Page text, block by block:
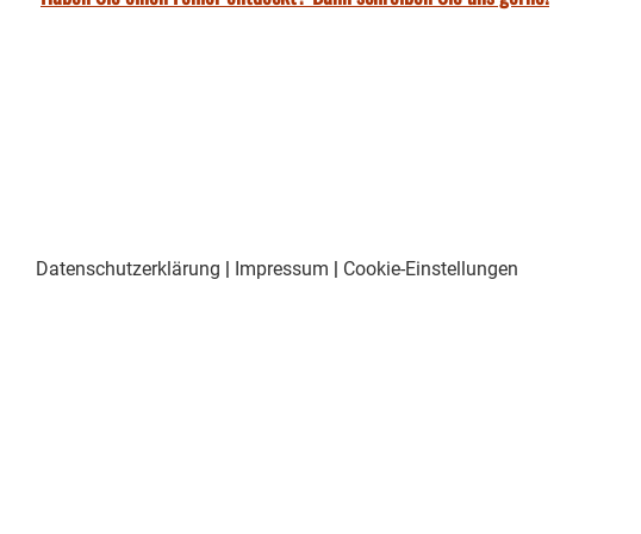
Datenschutzerklärung | Impressum | Cookie-Einstellungen